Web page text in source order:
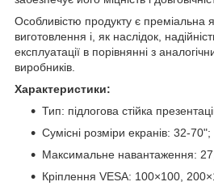
Особливістю продукту є преміальна
виготовлення і, як наслідок,
експлуатації в порівнянні з
виробників.
Характеристики:
Тип: підлогова стійка
Сумісні розміри екранів: 32-70";
Максимальне навантаження:
Кріплення VESA: 100×100,